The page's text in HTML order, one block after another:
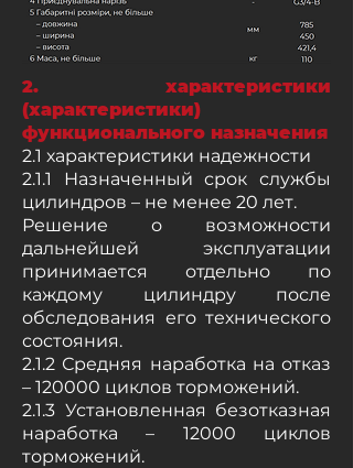
2. характеристики
(характеристики)
функционального назначения
2.1 характеристики надежности
2.1.1 Назначенный срок службы
цилиндров – не менее 20 лет.
Решение о возможности
дальнейшей эксплуатации
принимается отдельно по
каждому цилиндру после
обследования его технического
состояния.
2.1.2 Средняя наработка на отказ
– 120000 циклов торможений.
2.1.3 Установленная безотказная
наработка – 12000 циклов
торможений.